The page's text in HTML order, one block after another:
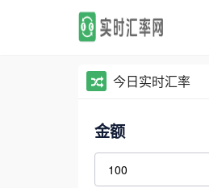
今日实时汇率
金额